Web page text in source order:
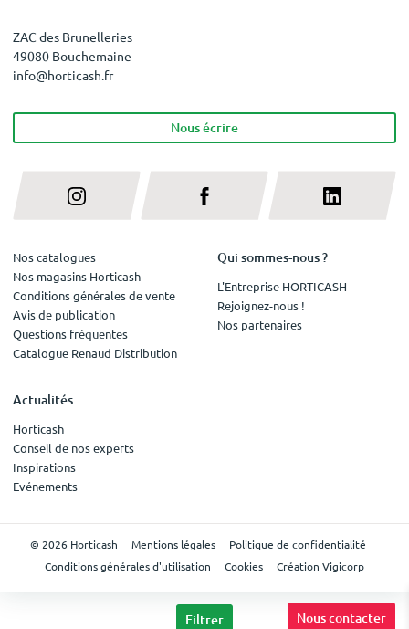
Nous contacter
ZAC des Brunelleries
49080 Bouchemaine
info@horticash.fr
Nous écrire
Nos catalogues
Nos magasins Horticash
Conditions générales de vente
Avis de publication
Questions fréquentes
Catalogue Renaud Distribution
Qui sommes-nous ?
L'Entreprise HORTICASH
Rejoignez-nous !
Nos partenaires
Actualités
Horticash
Conseil de nos experts
Inspirations
Evénements
© 2026 Horticash Mentions légales
Politique de confidentialité
Conditions générales d'utilisation
Cookies Création Vigicorp
Filtrer